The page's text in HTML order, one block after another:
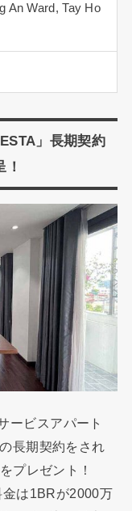
An Ward, Tay Ho
」長期契約
ービスアパート
長期契約をされ
プレゼント！
は1BRが2000万